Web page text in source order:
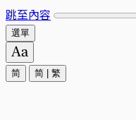
跳至內容
選單
简 简 繁